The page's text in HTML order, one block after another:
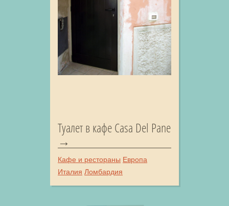
Туалет в кафе Casa Del Pane
Кафе и рестораны Европа
Италия Ломбардия